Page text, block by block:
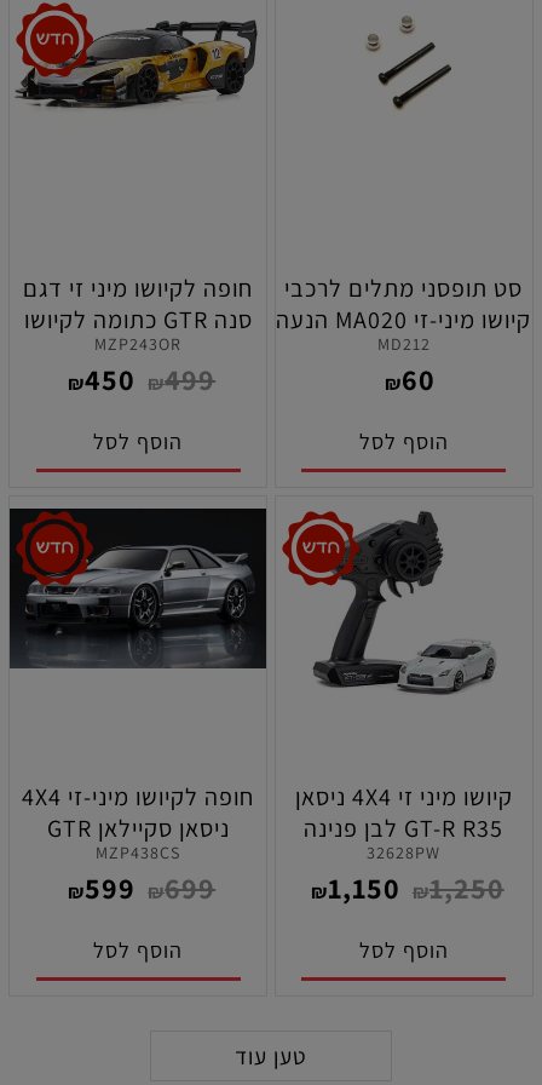
סט תופסני מתלים לרכבי
קיושו מיני-זי MA020 הנעה
4X4
MD212
₪60
הוסף לסל
חופה לקיושו מיני זי דגם
סנה GTR כתומה לקיושו
MZP243OR
₪499
₪450
הוסף לסל
קיושו מיני זי 4X4 ניסאן
GT-R R35 לבן פנינה
מוכנה לנסיעה
32628PW
₪1,250
₪1,150
הוסף לסל
חופה לקיושו מיני-זי 4X4
ניסאן סקיילאן GTR
V.Spec כסופה מהדורת
20 השנים
MZP438CS
₪699
₪599
הוסף לסל
טען עוד